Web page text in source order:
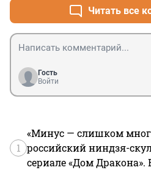
Читать все
Гость
Войти
1
«Минус — слишком
российский ниндзя-
сериале «Дом Дракона».